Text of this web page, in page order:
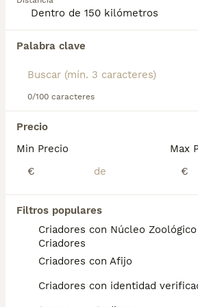
Palabra clave
0/100 caracteres
Precio
Min Precio
€
Max
€
Filtros populares
Criadores con Núcleo
Criadores
Criadores con Afijo
Criadores con identidad
Lee nuestra
página de consejos de
Encontramos 0 Spitz
Si deseas exactamente esta
búsqueda y espera el
Preguntas frecuentes
¿Qué tipo de perro es
Spitz Japonés?
El Spitz Japonés (日本スピッツ
Supittsu) es una raza canina de
originaria de Japón. La raza es